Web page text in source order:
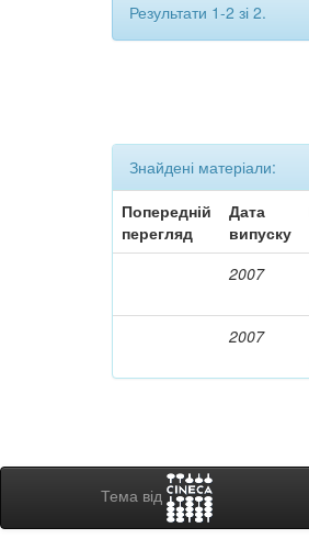
Результати 1-2 зі 2.
Знайдені матеріали:
Попередній
перегляд
Дата
випуску
2007
2007
Тема від